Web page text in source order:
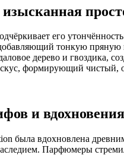
его
тонкую пряную
дерево и гвоздика,
формирующий чистый,
и вдохновения
была вдохновлена
Парфюмеры